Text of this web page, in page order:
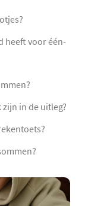
heeft voor één-
in de uitleg?